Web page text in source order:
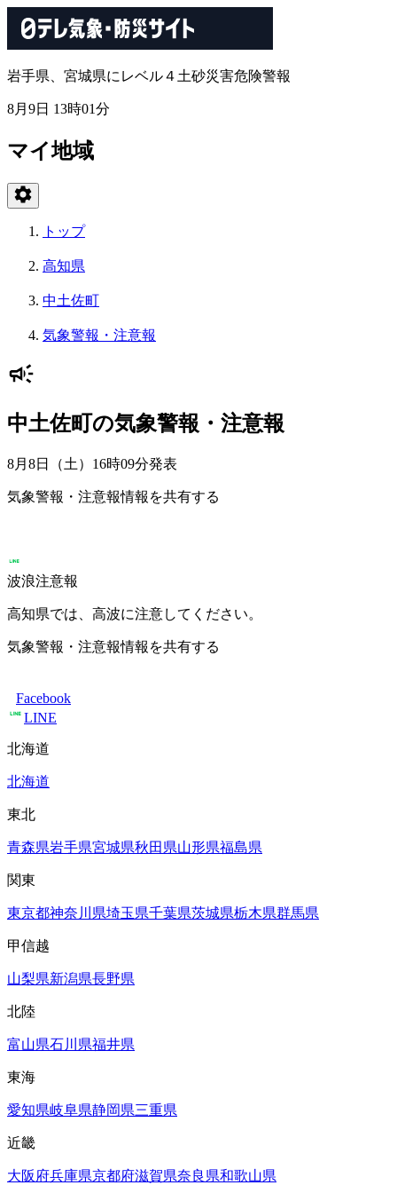
岩手県、宮城県にレベル４土砂災害危険警報
8月9日 13時01分
マイ地域
トップ
高知県
中土佐町
気象警報・注意報
中土佐町の気象警報・注意報
8月8日（土）16時09分発表
気象警報・注意報情報を共有する
波浪注意報
高知県では、高波に注意してください。
気象警報・注意報情報を共有する
Facebook
LINE
北海道
北海道
東北
青森県岩手県宮城県秋田県山形県福島県
関東
東京都神奈川県埼玉県千葉県茨城県栃木県群馬県
甲信越
山梨県新潟県長野県
北陸
富山県石川県福井県
東海
愛知県岐阜県静岡県三重県
近畿
大阪府兵庫県京都府滋賀県奈良県和歌山県